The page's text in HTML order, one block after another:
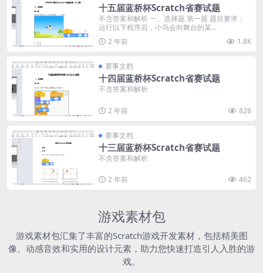
十五届蓝桥杯Scratch省赛试题
不含答案和解析 一、选择题 第一题 题目要求：
运行以下程序后，小鸟会向舞台的某...
2 年前
1.8K
赛事文档
十四届蓝桥杯Scratch省赛试题
不含答案和解析
2 年前 828
赛事文档
十三届蓝桥杯Scratch省赛试题
不含答案和解析
2 年前 462
游戏素材包
游戏素材包汇集了丰富的Scratch游戏开发素材，包括精美图
像、动感音效和实用的设计元素，助力您快速打造引人入胜的游
戏。